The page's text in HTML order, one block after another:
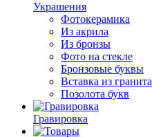
Украшения
Фотокерамика
Из акрила
Из бронзы
Фото на стекле
Бронзовые буквы
Вставка из гранита
Позолота букв
Гравировка